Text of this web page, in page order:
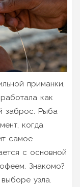
приманки,
как
заброс. Рыба
когда
самое
с основной
Знакомо?
узла.